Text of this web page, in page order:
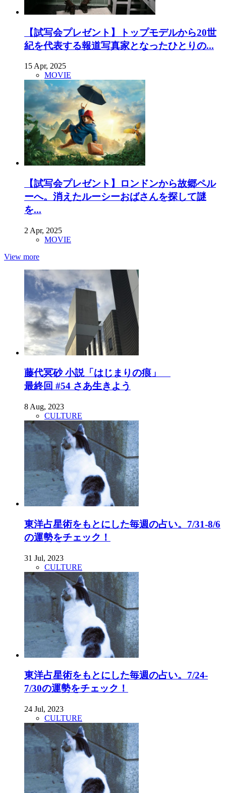
【試写会プレゼント】トップモデルから20世
紀を代表する報道写真家となったひとりの...
15 Apr, 2025
MOVIE
【試写会プレゼント】ロンドンから故郷ペル
ーへ。消えたルーシーおばさんを探して謎
を...
2 Apr, 2025
MOVIE
View more
藤代冥砂 小説「はじまりの痕」
最終回 #54 さあ生きよう
8 Aug, 2023
CULTURE
東洋占星術をもとにした毎週の占い。7/31-8/6
の運勢をチェック！
31 Jul, 2023
CULTURE
東洋占星術をもとにした毎週の占い。7/24-
7/30の運勢をチェック！
24 Jul, 2023
CULTURE